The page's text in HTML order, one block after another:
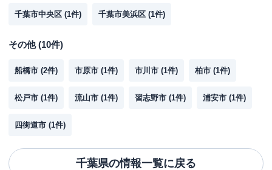
千葉市中央区 (1件) 千葉市美浜区 (1件)
その他(10件)
船橋市 (2件) 市原市 (1件) 市川市 (1件) 柏市 (1件)
松戸市 (1件) 流山市 (1件) 習志野市 (1件) 浦安市 (1件)
四街道市 (1件)
千葉県の情報一覧に戻る